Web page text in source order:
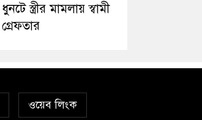
ধুনটে স্ত্রীর মামলায় স্বামী
গ্রেফতার
ওয়েব লিংক